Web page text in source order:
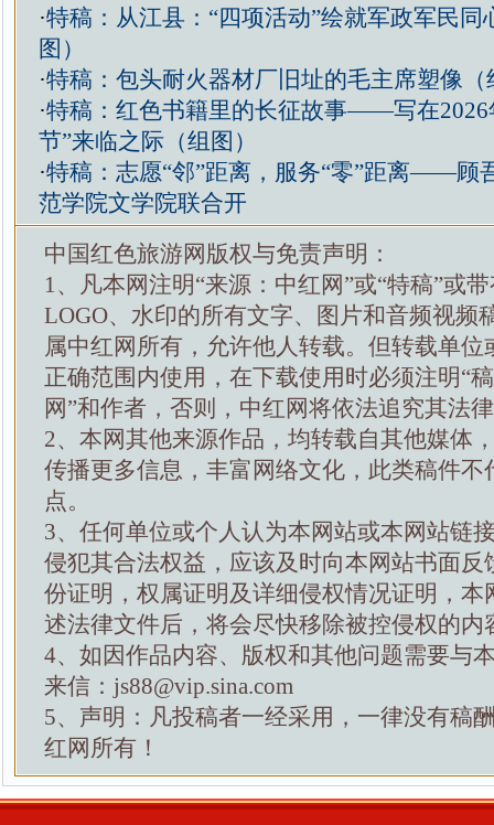
·特稿：从江县：“四项活动”绘就军政军民同
图）
·特稿：包头耐火器材厂旧址的毛主席塑像（
·特稿：红色书籍里的长征故事——写在2026
节”来临之际（组图）
·特稿：志愿“邻”距离，服务“零”距离——顾
范学院文学院联合开
中国红色旅游网版权与免责声明：
1、凡本网注明“来源：中红网”或“特稿”或
LOGO、水印的所有文字、图片和音频视频
属中红网所有，允许他人转载。但转载单位
正确范围内使用，在下载使用时必须注明“
网”和作者，否则，中红网将依法追究其法
2、本网其他来源作品，均转载自其他媒体
传播更多信息，丰富网络文化，此类稿件不
点。
3、任何单位或个人认为本网站或本网站链
侵犯其合法权益，应该及时向本网站书面反
份证明，权属证明及详细侵权情况证明，本
述法律文件后，将会尽快移除被控侵权的内
4、如因作品内容、版权和其他问题需要与
来信：js88@vip.sina.com
5、声明：凡投稿者一经采用，一律没有稿
红网所有！